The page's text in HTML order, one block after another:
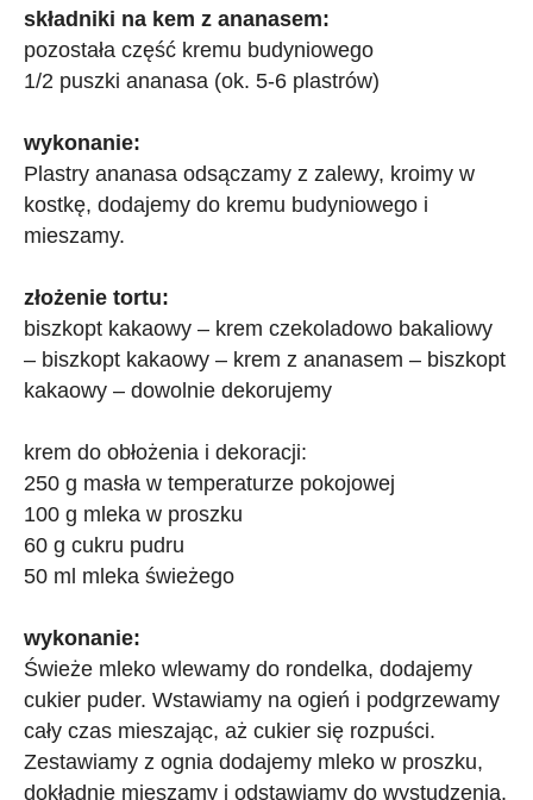
składniki na kem z ananasem:
pozostała część kremu budyniowego
1/2 puszki ananasa (ok. 5-6 plastrów)
wykonanie:
Plastry ananasa odsączamy z zalewy, kroimy w
kostkę, dodajemy do kremu budyniowego i
mieszamy.
złożenie tortu:
biszkopt kakaowy – krem czekoladowo bakaliowy
– biszkopt kakaowy – krem z ananasem – biszkopt
kakaowy – dowolnie dekorujemy
krem do obłożenia i dekoracji:
250 g masła w temperaturze pokojowej
100 g mleka w proszku
60 g cukru pudru
50 ml mleka świeżego
wykonanie:
Świeże mleko wlewamy do rondelka, dodajemy
cukier puder. Wstawiamy na ogień i podgrzewamy
cały czas mieszając, aż cukier się rozpuści.
Zestawiamy z ognia dodajemy mleko w proszku,
dokładnie mieszamy i odstawiamy do wystudzenia.